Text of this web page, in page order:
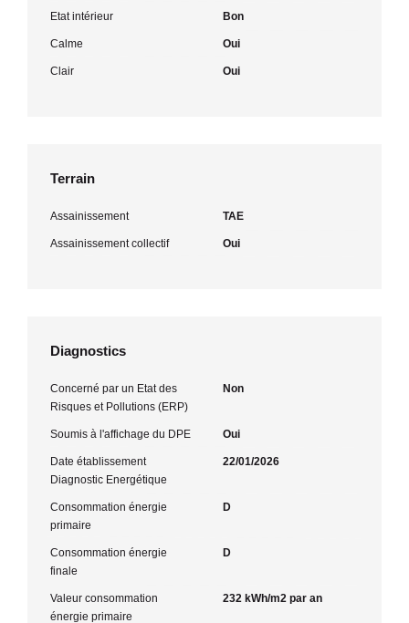
Etat intérieur Bon
Calme Oui
Clair Oui
Terrain
Assainissement TAE
Assainissement collectif Oui
Diagnostics
Concerné par un Etat des
Risques et Pollutions (ERP)
Non
Soumis à l'affichage du DPE Oui
Date établissement
Diagnostic Energétique
22/01/2026
Consommation énergie
primaire
D
Consommation énergie
finale
D
Valeur consommation
énergie primaire
232 kWh/m2 par an